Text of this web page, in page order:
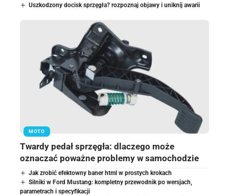
Uszkodzony docisk sprzęgła? rozpoznaj objawy i uniknij awarii
MOTO
Twardy pedał sprzęgła: dlaczego może
oznaczać poważne problemy w samochodzie
Jak zrobić efektowny baner html w prostych krokach
Silniki w Ford Mustang: kompletny przewodnik po wersjach,
parametrach i specyfikacji